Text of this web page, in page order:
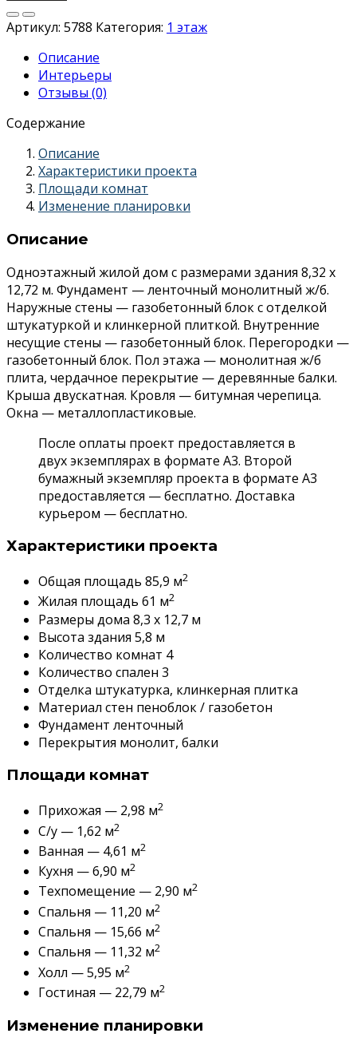
жилой
Артикул: 5788 Категория: 1 этаж
Описание
Интерьеры
Отзывы (0)
Содержание
Описание
Характеристики проекта
Площади комнат
Изменение планировки
Описание
Одноэтажный жилой дом с размерами здания 8,32 х
12,72 м. Фундамент — ленточный монолитный ж/б.
Наружные стены — газобетонный блок с отделкой
штукатуркой и клинкерной плиткой. Внутренние
несущие стены — газобетонный блок. Перегородки —
газобетонный блок. Пол этажа — монолитная ж/б
плита, чердачное перекрытие — деревянные балки.
Крыша двускатная. Кровля — битумная черепица.
Окна — металлопластиковые.
После оплаты проект предоставляется в
двух экземплярах в формате А3. Второй
бумажный экземпляр проекта в формате А3
предоставляется — бесплатно. Доставка
курьером — бесплатно.
Характеристики проекта
Общая площадь 85,9 м2
Жилая площадь 61 м2
Размеры дома 8,3 x 12,7 м
Высота здания 5,8 м
Количество комнат 4
Количество спален 3
Отделка штукатурка, клинкерная плитка
Материал стен пеноблок / газобетон
Фундамент ленточный
Перекрытия монолит, балки
Площади комнат
Прихожая — 2,98 м2
С/у — 1,62 м2
Ванная — 4,61 м2
Кухня — 6,90 м2
Техпомещение — 2,90 м2
Спальня — 11,20 м2
Спальня — 15,66 м2
Спальня — 11,32 м2
Холл — 5,95 м2
Гостиная — 22,79 м2
Изменение планировки